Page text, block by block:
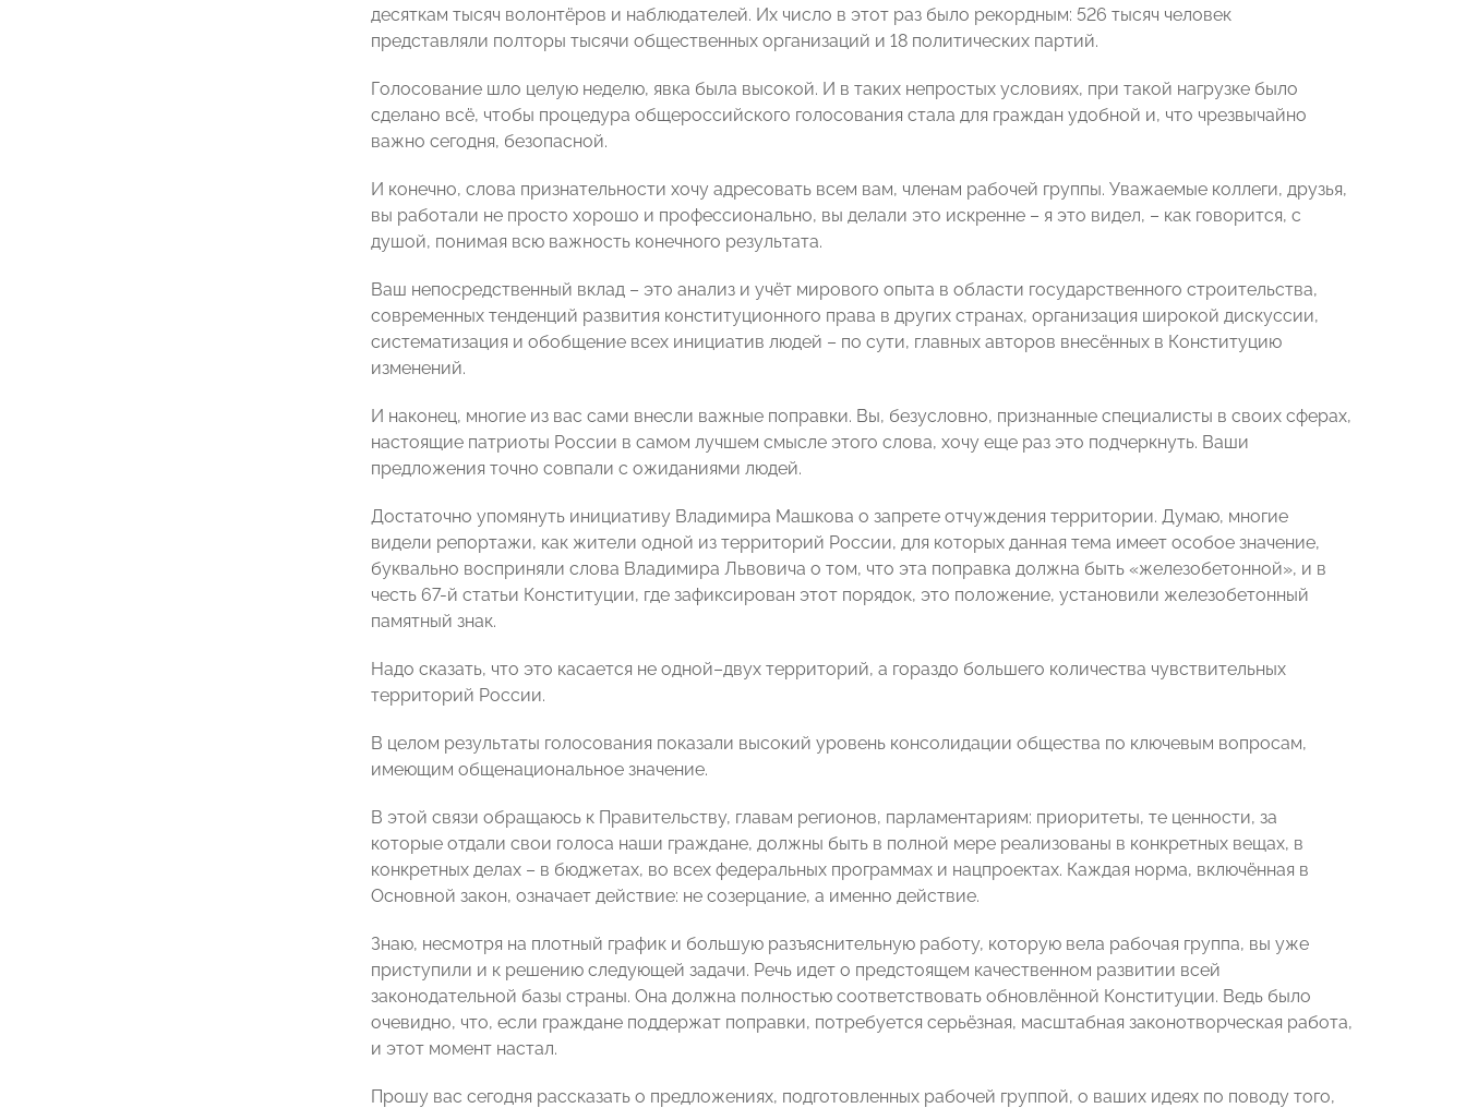
десяткам тысяч волонтёров и наблюдателей. Их число в этот раз было рекордным: 526 тысяч человек
представляли полторы тысячи общественных организаций и 18 политических партий.
Голосование шло целую неделю, явка была высокой. И в таких непростых условиях, при такой нагрузке было
сделано всё, чтобы процедура общероссийского голосования стала для граждан удобной и, что чрезвычайно
важно сегодня, безопасной.
И конечно, слова признательности хочу адресовать всем вам, членам рабочей группы. Уважаемые коллеги, друзья,
вы работали не просто хорошо и профессионально, вы делали это искренне – я это видел, – как говорится, с
душой, понимая всю важность конечного результата.
Ваш непосредственный вклад – это анализ и учёт мирового опыта в области государственного строительства,
современных тенденций развития конституционного права в других странах, организация широкой дискуссии,
систематизация и обобщение всех инициатив людей – по сути, главных авторов внесённых в Конституцию
изменений.
И наконец, многие из вас сами внесли важные поправки. Вы, безусловно, признанные специалисты в своих сферах,
настоящие патриоты России в самом лучшем смысле этого слова, хочу еще раз это подчеркнуть. Ваши
предложения точно совпали с ожиданиями людей.
Достаточно упомянуть инициативу Владимира Машкова о запрете отчуждения территории. Думаю, многие
видели репортажи, как жители одной из территорий России, для которых данная тема имеет особое значение,
буквально восприняли слова Владимира Львовича о том, что эта поправка должна быть «железобетонной», и в
честь 67-й статьи Конституции, где зафиксирован этот порядок, это положение, установили железобетонный
памятный знак.
Надо сказать, что это касается не одной–двух территорий, а гораздо большего количества чувствительных
территорий России.
В целом результаты голосования показали высокий уровень консолидации общества по ключевым вопросам,
имеющим общенациональное значение.
В этой связи обращаюсь к Правительству, главам регионов, парламентариям: приоритеты, те ценности, за
которые отдали свои голоса наши граждане, должны быть в полной мере реализованы в конкретных вещах, в
конкретных делах – в бюджетах, во всех федеральных программах и нацпроектах. Каждая норма, включённая в
Основной закон, означает действие: не созерцание, а именно действие.
Знаю, несмотря на плотный график и большую разъяснительную работу, которую вела рабочая группа, вы уже
приступили и к решению следующей задачи. Речь идет о предстоящем качественном развитии всей
законодательной базы страны. Она должна полностью соответствовать обновлённой Конституции. Ведь было
очевидно, что, если граждане поддержат поправки, потребуется серьёзная, масштабная законотворческая работа,
и этот момент настал.
Прошу вас сегодня рассказать о предложениях, подготовленных рабочей группой, о ваших идеях по поводу того,